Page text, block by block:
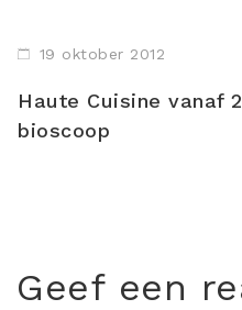
19 oktober 2012
Haute Cuisine vanaf
bioscoop
Geef een